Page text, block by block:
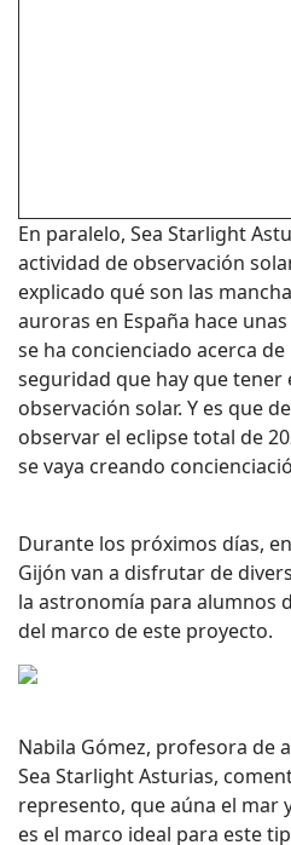
En paralelo, Sea Starlight
actividad de observación
explicado qué son las
auroras en España hace
se ha concienciado acerca
seguridad que hay que tener
observación solar. Y es que
observar el eclipse total de
se vaya creando
Durante los próximos días,
Gijón van a disfrutar de
la astronomía para alumnos
del marco de este proyecto.
Nabila Gómez, profesora de
Sea Starlight Asturias,
represento, que aúna el mar
es el marco ideal para este